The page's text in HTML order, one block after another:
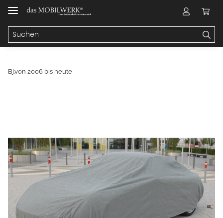
Bj.von 2006 bis heute